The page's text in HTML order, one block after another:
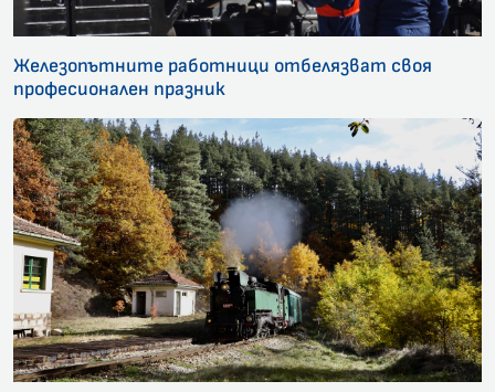
Железопътните работници отбелязват своя
професионален празник